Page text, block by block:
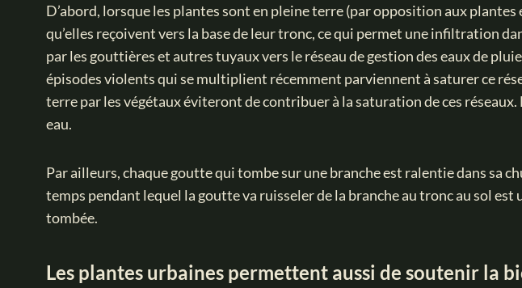
D’abord, lorsque les plantes sont en pleine terre (par opposition aux
qu’elles reçoivent vers la base de leur tronc, ce qui permet une infiltration
par les gouttières et autres tuyaux vers le réseau de gestion des eaux de
épisodes violents qui se multiplient récemment parviennent à saturer ce
terre par les végétaux éviteront de contribuer à la saturation de ces
eau.
Par ailleurs, chaque goutte qui tombe sur une branche est ralentie dans sa
temps pendant lequel la goutte va ruisseler de la branche au tronc au sol
tombée.
Les plantes urbaines permettent aussi de soutenir la